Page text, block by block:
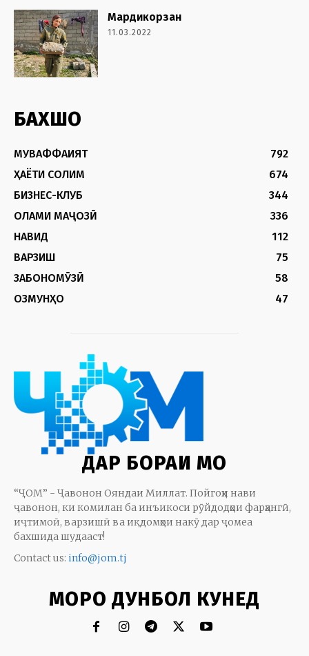
Мардикорзан
11.03.2022
БАХШҲО
МУВАФФАҚИЯТ
792
ҲАЁТИ СОЛИМ
674
БИЗНЕС-КЛУБ
344
ОЛАМИ МАҶОЗӢ
336
НАВИД
112
ВАРЗИШ
75
ЗАБОНОМӮЗӢ
58
ОЗМУНҲО
47
ДАР БОРАИ МО
“ҶОМ” - Ҷавонон Ояндаи Миллат. Пойгоҳи нави
ҷавонон, ки комилан ба инъикоси рӯйдодҳои фарҳангӣ,
иҷтимоӣ, варзишӣ ва иқдомҳои накӯ дар ҷомеа
бахшида шудааст!
Contact us: info@jom.tj
МОРО ДУНБОЛ КУНЕД